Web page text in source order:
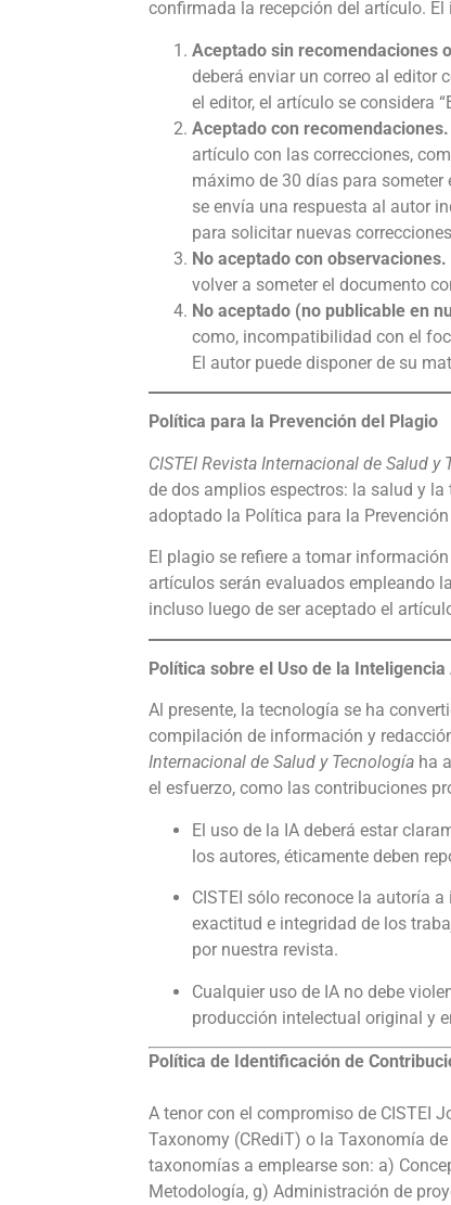
confirmada la recepción del artículo.
Aceptado sin recomendaciones
deberá enviar un correo al editor
el editor, el artículo se considera
Aceptado con recomendaciones.
artículo con las correcciones,
máximo de 30 días para
se envía una respuesta al autor
para solicitar nuevas
No aceptado con observaciones.
volver a someter el documento
No aceptado (no publicable en
como, incompatibilidad con el
El autor puede disponer de su
Política para la Prevención del Plagio
CISTEI Revista Internacional de Salud y
de dos amplios espectros: la salud y
adoptado la Política para la
El plagio se refiere a tomar
artículos serán evaluados empleando
incluso luego de ser aceptado el
Política sobre el Uso de la
Al presente, la tecnología se ha
compilación de información y
Internacional de Salud y Tecnología ha
el esfuerzo, como las contribuciones
El uso de la IA deberá estar
los autores, éticamente deben
CISTEI sólo reconoce la autoría
exactitud e integridad de los
por nuestra revista.
Cualquier uso de IA no debe
producción intelectual original y
Política de Identificación de
A tenor con el compromiso de CISTEI
Taxonomy (CRediT) o la Taxonomía
taxonomías a emplearse son: a)
Metodología, g) Administración de